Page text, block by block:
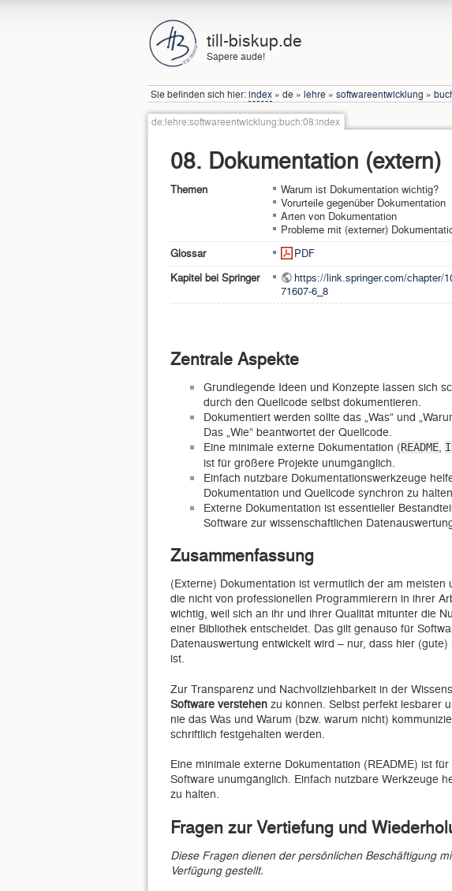
till-biskup.de
Sapere aude!
Sie befinden sich hier:index »de »lehre »softwareentwicklung »
de:lehre:softwareentwicklung:buch:08:index
08. Dokumentation (extern)
Themen
Warum ist Dokumentation wichtig?
Vorurteile gegenüber Dokumentation
Arten von Dokumentation
Probleme mit (externer)
Glossar
PDF
Kapitel bei Springer
https://link.springer.com/chapter/
71607-6_8
Zentrale Aspekte
Grundlegende Ideen und Konzepte lassen sich
durch den Quellcode selbst dokumentieren.
Dokumentiert werden sollte das „Was“ und
Das „Wie“ beantwortet der Quellcode.
Eine minimale externe Dokumentation (README
ist für größere Projekte unumgänglich.
Einfach nutzbare Dokumentationswerkzeuge
Dokumentation und Quellcode synchron zu halten.
Externe Dokumentation ist essentieller
Software zur wissenschaftlichen
Zusammenfassung
(Externe) Dokumentation ist vermutlich der am
die nicht von professionellen Programmierern in ihrer
wichtig, weil sich an ihr und ihrer Qualität mitunter die
einer Bibliothek entscheidet. Das gilt genauso für
Datenauswertung entwickelt wird – nur, dass hier
ist.
Zur Transparenz und Nachvollziehbarkeit in der
Software verstehen zu können. Selbst perfekt lesbarer
nie das Was und Warum (bzw. warum nicht)
schriftlich festgehalten werden.
Eine minimale externe Dokumentation (README) ist
Software unumgänglich. Einfach nutzbare Werkzeuge
zu halten.
Fragen zur Vertiefung und
Diese Fragen dienen der persönlichen Beschäftigung
Verfügung gestellt.